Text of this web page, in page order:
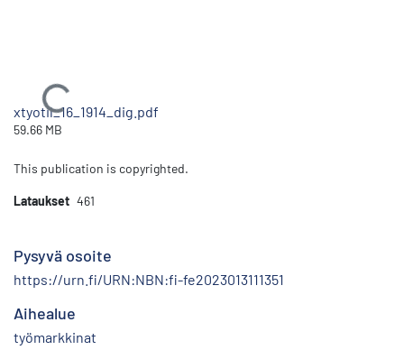
Ladataan...
xtyotil_16_1914_dig.pdf
59.66 MB
This publication is copyrighted.
Lataukset 461
Pysyvä osoite
https://urn.fi/URN:NBN:fi-fe2023013111351
Aihealue
työmarkkinat